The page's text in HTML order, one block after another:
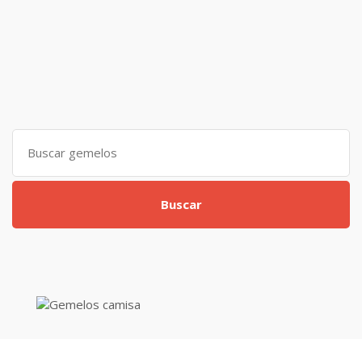
Search
for:
Buscar